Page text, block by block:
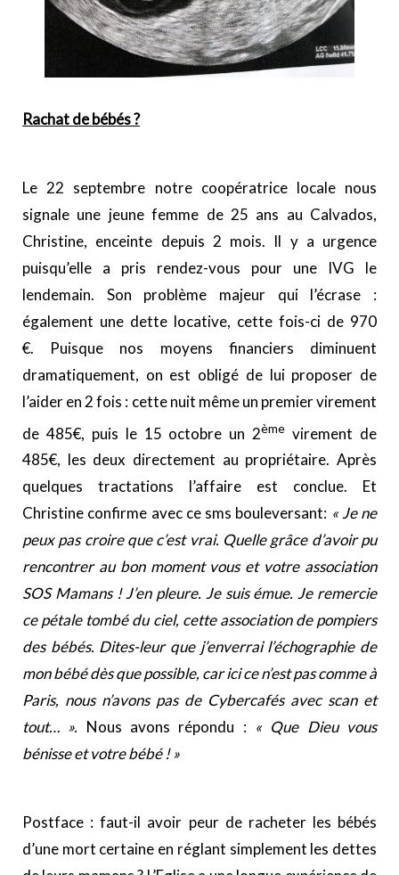
Rachat de bébés ?
Le 22 septembre notre coopératrice locale nous
signale une jeune femme de 25 ans au Calvados,
Christine, enceinte depuis 2 mois. Il y a urgence
puisqu’elle a pris rendez-vous pour une IVG le
lendemain. Son problème majeur qui l’écrase :
également une dette locative, cette fois-ci de 970
€. Puisque nos moyens financiers diminuent
dramatiquement, on est obligé de lui proposer de
l’aider en 2 fois : cette nuit même un premier virement
de 485€, puis le 15 octobre un 2ème virement de
485€, les deux directement au propriétaire. Après
quelques tractations l’affaire est conclue. Et
Christine confirme avec ce sms bouleversant: « Je ne
peux pas croire que c’est vrai. Quelle grâce d’avoir pu
rencontrer au bon moment vous et votre association
SOS Mamans ! J’en pleure. Je suis émue. Je remercie
ce pétale tombé du ciel, cette association de pompiers
des bébés. Dites-leur que j’enverrai l’échographie de
mon bébé dès que possible, car ici ce n’est pas comme à
Paris, nous n’avons pas de Cybercafés avec scan et
tout… ». Nous avons répondu : « Que Dieu vous
bénisse et votre bébé ! »
Postface : faut-il avoir peur de racheter les bébés
d’une mort certaine en réglant simplement les dettes